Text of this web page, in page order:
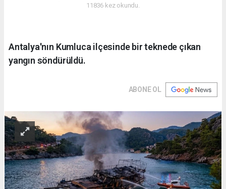
11836 kez okundu.
Antalya'nın Kumluca ilçesinde bir teknede çıkan
yangın söndürüldü.
ABONE OL